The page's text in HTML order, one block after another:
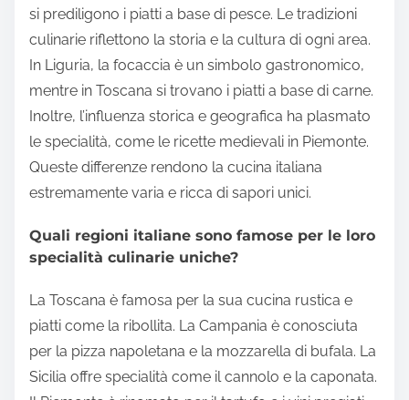
si prediligono i piatti a base di pesce. Le tradizioni
culinarie riflettono la storia e la cultura di ogni area.
In Liguria, la focaccia è un simbolo gastronomico,
mentre in Toscana si trovano i piatti a base di carne.
Inoltre, l’influenza storica e geografica ha plasmato
le specialità, come le ricette medievali in Piemonte.
Queste differenze rendono la cucina italiana
estremamente varia e ricca di sapori unici.
Quali regioni italiane sono famose per le loro
specialità culinarie uniche?
La Toscana è famosa per la sua cucina rustica e
piatti come la ribollita. La Campania è conosciuta
per la pizza napoletana e la mozzarella di bufala. La
Sicilia offre specialità come il cannolo e la caponata.